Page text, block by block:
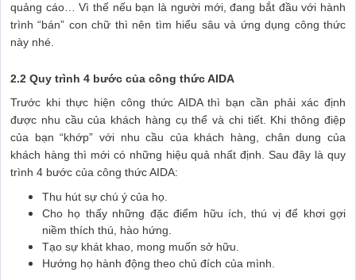
quảng cáo… Vì thế nếu bạn là người mới, đang bắt đầu với hành
trình “bán” con chữ thì nên tìm hiểu sâu và ứng dụng công thức
này nhé.
2.2 Quy trình 4 bước của công thức AIDA
Trước khi thực hiện công thức AIDA thì bạn cần phải xác định
được nhu cầu của khách hàng cụ thể và chi tiết. Khi thông điệp
của bạn “khớp” với nhu cầu của khách hàng, chân dung của
khách hàng thì mới có những hiệu quả nhất định. Sau đây là quy
trình 4 bước của công thức AIDA:
Thu hút sự chú ý của họ.
Cho họ thấy những đặc điểm hữu ích, thú vị để khơi gợi
niềm thích thú, hào hứng.
Tạo sự khát khao, mong muốn sở hữu.
Hướng họ hành động theo chủ đích của mình.